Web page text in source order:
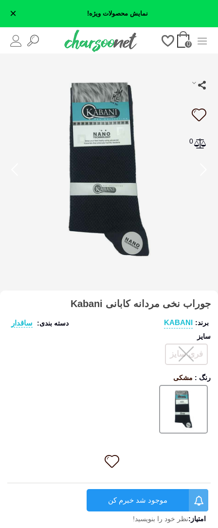
نمایش محصولات ویژه! ×
0
0
جوراب نخی مردانه کابانی Kabani
برند: KABANI دسته بندی: ساقدار
سایز
فری سایز
رنگ : مشکی
مشکی
موجود شد خبرم کن
امتیاز:نظر خود را بنویسید!